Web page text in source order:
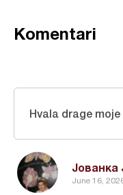
Komentari
Јованка
June 16,
Hvala drage